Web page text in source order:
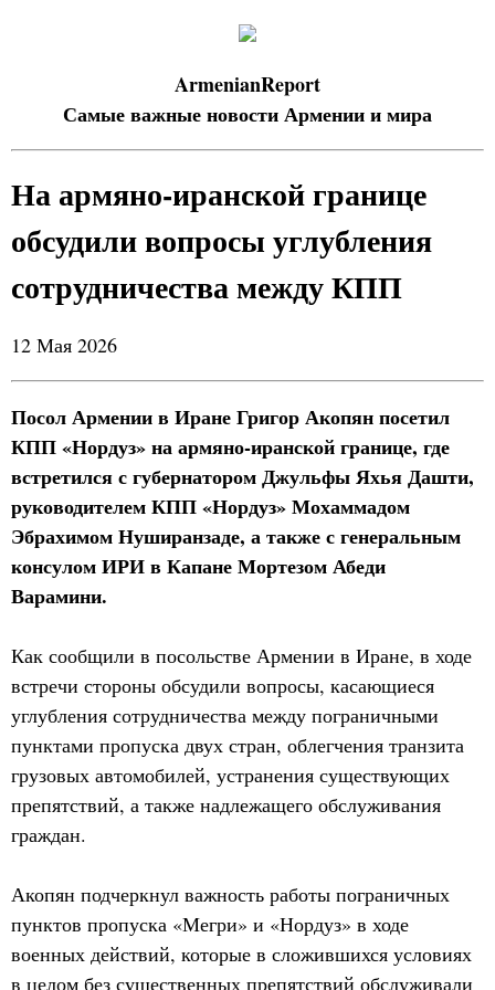
ArmenianReport
Самые важные новости Армении и мира
На армяно-иранской границе
обсудили вопросы углубления
сотрудничества между КПП
12 Мая 2026
Посол Армении в Иране Григор Акопян посетил
КПП «Нордуз» на армяно-иранской границе, где
встретился с губернатором Джульфы Яхья Дашти,
руководителем КПП «Нордуз» Мохаммадом
Эбрахимом Нуширанзаде, а также с генеральным
консулом ИРИ в Капане Мортезом Абеди
Варамини.
Как сообщили в посольстве Армении в Иране, в ходе
встречи стороны обсудили вопросы, касающиеся
углубления сотрудничества между пограничными
пунктами пропуска двух стран, облегчения транзита
грузовых автомобилей, устранения существующих
препятствий, а также надлежащего обслуживания
граждан.
Акопян подчеркнул важность работы пограничных
пунктов пропуска «Мегри» и «Нордуз» в ходе
военных действий, которые в сложившихся условиях
в целом без существенных препятствий обслуживали